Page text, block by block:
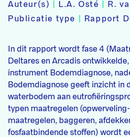
Auteur(s)
L.A. Osté
R.
Publicatie type
Rapport
In dit rapport wordt fase 4
Deltares en Arcadis
instrument Bodemdiagnose,
Bodemdiagnose geeft inzicht in
waterbodem aan
typen maatregelen
maatregelen, baggeren,
fosfaatbindende stoffen) wordt